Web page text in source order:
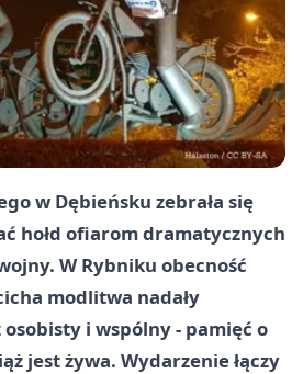
w Dębieńsku zebrała się
hołd ofiarom dramatycznych
W Rybniku obecność
modlitwa nadały
i wspólny - pamięć o
jest żywa. Wydarzenie łączy